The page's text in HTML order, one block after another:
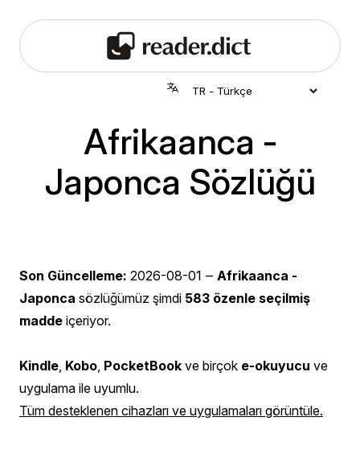
Afrikaanca -
Japonca Sözlüğü
Son Güncelleme: 2026-08-01 ‒ Afrikaanca -
Japonca sözlüğümüz şimdi 583 özenle seçilmiş
madde içeriyor.
Kindle Kobo PocketBook ve birçok e-okuyucu ve
uygulama ile uyumlu.
Tüm desteklenen cihazları ve uygulamaları görüntüle.